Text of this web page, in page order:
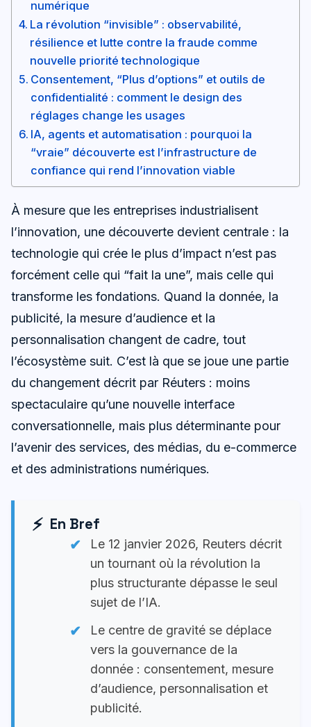
numérique
La révolution “invisible” : observabilité,
résilience et lutte contre la fraude comme
nouvelle priorité technologique
Consentement, “Plus d’options” et outils de
confidentialité : comment le design des
réglages change les usages
IA, agents et automatisation : pourquoi la
“vraie” découverte est l’infrastructure de
confiance qui rend l’innovation viable
À mesure que les entreprises industrialisent
l’innovation, une découverte devient centrale : la
technologie qui crée le plus d’impact n’est pas
forcément celle qui “fait la une”, mais celle qui
transforme les fondations. Quand la donnée, la
publicité, la mesure d’audience et la
personnalisation changent de cadre, tout
l’écosystème suit. C’est là que se joue une partie
du changement décrit par Réuters : moins
spectaculaire qu’une nouvelle interface
conversationnelle, mais plus déterminante pour
l’avenir des services, des médias, du e-commerce
et des administrations numériques.
En Bref
Le 12 janvier 2026, Reuters décrit
un tournant où la révolution la
plus structurante dépasse le seul
sujet de l’IA.
Le centre de gravité se déplace
vers la gouvernance de la
donnée : consentement, mesure
d’audience, personnalisation et
publicité.